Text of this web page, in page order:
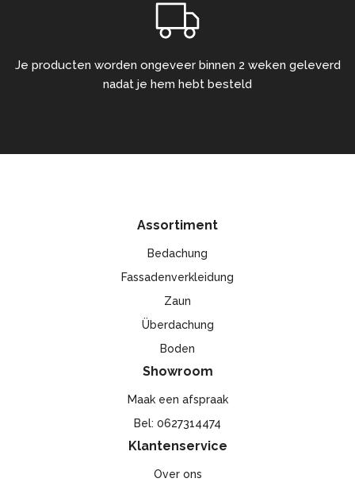
Je producten worden ongeveer binnen 2 weken geleverd
nadat je hem hebt besteld
Assortiment
Bedachung
Fassadenverkleidung
Zaun
Überdachung
Boden
Showroom
Maak een afspraak
Bel: 0627314474
Klantenservice
Over ons